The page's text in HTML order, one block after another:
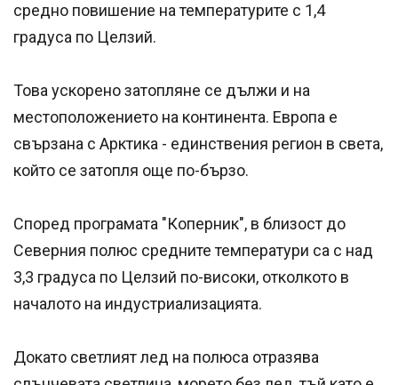
средно повишение на температурите с 1,4
градуса по Целзий.
Това ускорено затопляне се дължи и на
местоположението на континента. Европа е
свързана с Арктика - единствения регион в света,
който се затопля още по-бързо.
Според програмата "Коперник", в близост до
Северния полюс средните температури са с над
3,3 градуса по Целзий по-високи, отколкото в
началото на индустриализацията.
Докато светлият лед на полюса отразява